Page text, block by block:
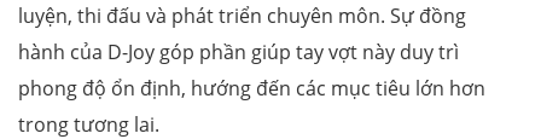
luyện, thi đấu và phát triển chuyên môn. Sự đồng
hành của D-Joy góp phần giúp tay vợt này duy trì
phong độ ổn định, hướng đến các mục tiêu lớn hơn
trong tương lai.